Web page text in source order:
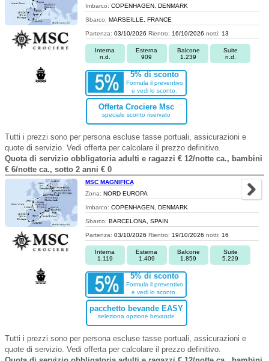
Imbarco: COPENHAGEN, DENMARK
Sbarco: MARSEILLE, FRANCE
Partenza: 03/10/2026 Rientro: 16/10/2026 notti: 13
Interna
n.d.
Esterna
909
Balcone
1.239
Suite
n.d.
5% di sconto
Formula il preventivo
e vedi lo sconto.
Offerta Crociere Msc
speciale sconto riservato
Tutti i prezzi sono per persona escluse tasse portuali, assicurazioni e
quote di servizio. Vedi offerta per calcolare il prezzo definitivo.
Quota di servizio obbligatoria adulti e ragazzi € 12/notte ca., bambini
€ 6/notte ca., sotto 2 anni € 0
MSC MAGNIFICA
Zona: NORD EUROPA
Imbarco: COPENHAGEN, DENMARK
Sbarco: BARCELONA, SPAIN
Partenza: 03/10/2026 Rientro: 19/10/2026 notti: 16
Interna
1.119
Esterna
1.409
Balcone
1.859
Suite
5.229
5% di sconto
Formula il preventivo
e vedi lo sconto.
pacchetto bevande EASY
seleziona opzione bevande
Tutti i prezzi sono per persona escluse tasse portuali, assicurazioni e
quote di servizio. Vedi offerta per calcolare il prezzo definitivo.